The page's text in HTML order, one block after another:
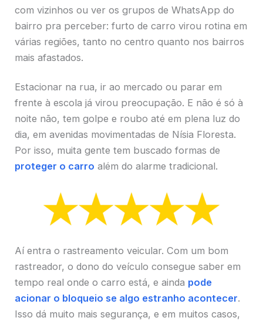
com vizinhos ou ver os grupos de WhatsApp do
bairro pra perceber: furto de carro virou rotina em
várias regiões, tanto no centro quanto nos bairros
mais afastados.
Estacionar na rua, ir ao mercado ou parar em
frente à escola já virou preocupação. E não é só à
noite não, tem golpe e roubo até em plena luz do
dia, em avenidas movimentadas de Nísia Floresta.
Por isso, muita gente tem buscado formas de
proteger o carro além do alarme tradicional.
Aí entra o rastreamento veicular. Com um bom
rastreador, o dono do veículo consegue saber em
tempo real onde o carro está, e ainda pode
acionar o bloqueio se algo estranho acontecer.
Isso dá muito mais segurança, e em muitos casos,